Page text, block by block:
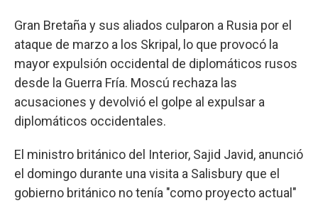
Gran Bretaña y sus aliados culparon a Rusia por el
ataque de marzo a los Skripal, lo que provocó la
mayor expulsión occidental de diplomáticos rusos
desde la Guerra Fría. Moscú rechaza las
acusaciones y devolvió el golpe al expulsar a
diplomáticos occidentales.
El ministro británico del Interior, Sajid Javid, anunció
el domingo durante una visita a Salisbury que el
gobierno británico no tenía "como proyecto actual"